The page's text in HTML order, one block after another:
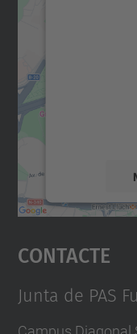
Contacte
Junta de PAS